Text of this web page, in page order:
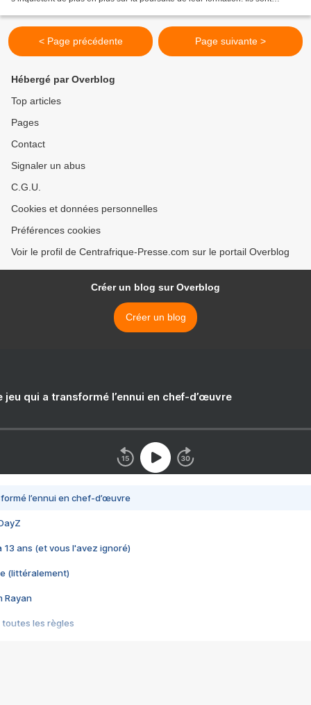
< Page précédente Page suivante >
Hébergé par Overblog
Top articles
Pages
Contact
Signaler un abus
C.G.U.
Cookies et données personnelles
Préférences cookies
Voir le profil de Centrafrique-Presse.com sur le portail Overblog
Créer un blog sur Overblog
Créer un blog
jeu qui a transformé l’ennui en chef-d’œuvre
l’ennui en chef-d’œuvre
13 ans (et vous l'avez ignoré)
(littéralement)
Rayan
toutes les règles